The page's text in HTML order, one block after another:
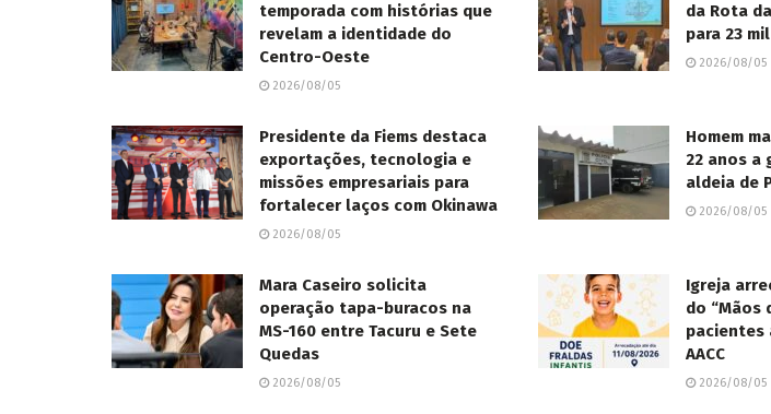
temporada com histórias que
revelam a identidade do
Centro-Oeste
2026/08/05
da Rota
para 23
2026/08/05
Presidente da Fiems destaca
exportações, tecnologia e
missões empresariais para
fortalecer laços com Okinawa
2026/08/05
Homem
22 anos a
aldeia de
2026/08/05
Mara Caseiro solicita
operação tapa-buracos na
MS-160 entre Tacuru e Sete
Quedas
2026/08/05
Igreja
do “Mãos
pacientes
AACC
2026/08/05